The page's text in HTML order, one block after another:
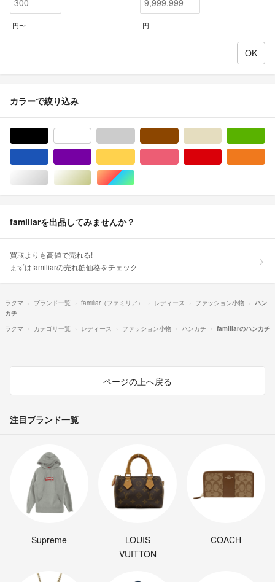
円〜 円
カラーで絞り込み
シルバー/銀色系ゴールド/金色系マルチカラー
familiarを出品してみませんか？
買取よりも高値で売れる!
まずはfamiliarの売れ筋価格をチェック
ラクマ ブランド一覧 familiar（ファミリア） レディース ファッション小物
ハン
カチ
ラクマ
カテゴリ一覧 レディース ファッション小物 ハンカチ familiarのハンカチ
ページの上へ戻る
注目ブランド一覧
Supreme
LOUIS
VUITTON
COACH